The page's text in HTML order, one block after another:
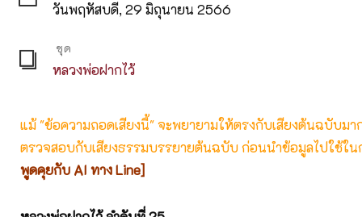
วันพฤหัสบดี, 29 มิถุนายน 2566
ชุด
หลวงพ่อฝากไว้
แม้ "ข้อความถอดเสียงนี้" จะพยายามให้ตรงกับเสียงต้นฉบับม
ตรวจสอบกับเสียงธรรมบรรยายต้นฉบับ ก่อนนำข้อมูลไปใช้ใน
พูดคุยกับ AI ทาง Line]